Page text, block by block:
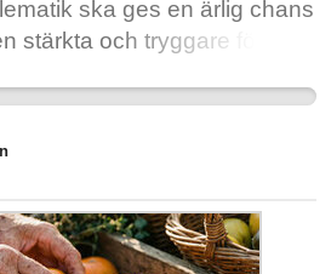
ska ges en ärlig chans
stärkta och tryggare för att
också viktigt för att våra
känsla av sammanhang och
kunna lita på vuxenvärlden,